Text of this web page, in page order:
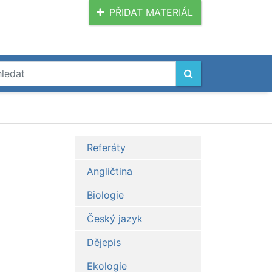
PŘIDAT MATERIÁL
Referáty
Angličtina
Biologie
Český jazyk
Dějepis
Ekologie